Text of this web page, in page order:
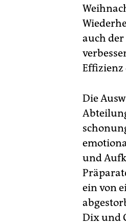
auch
Effizienz
Die
und
ein von
Dix und